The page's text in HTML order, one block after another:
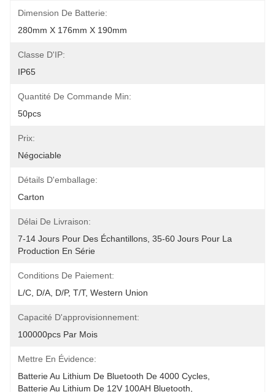
Dimension De Batterie:
280mm X 176mm X 190mm
Classe D'IP:
IP65
Quantité De Commande Min:
50pcs
Prix:
Négociable
Détails D'emballage:
Carton
Délai De Livraison:
7-14 Jours Pour Des Échantillons, 35-60 Jours Pour La
Production En Série
Conditions De Paiement:
L/C, D/A, D/P, T/T, Western Union
Capacité D'approvisionnement:
100000pcs Par Mois
Mettre En Évidence:
Batterie Au Lithium De Bluetooth De 4000 Cycles
Batterie Au Lithium De 12V 100AH Bluetooth